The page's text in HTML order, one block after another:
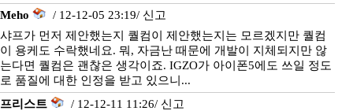
Meho
/ 12-12-05 23:19/ 신고
샤프가 먼저 제안했는지 퀄컴이 제안했는지는 모르겠지만 퀄컴
이 용케도 수락했네요. 뭐, 자금난 때문에 개발이 지체되지만 않
는다면 퀄컴은 괜찮은 생각이죠. IGZO가 아이폰5에도 쓰일 정도
로 품질에 대한 인정을 받고 있으니...
프리스트
/ 12-12-11 11:26/ 신고